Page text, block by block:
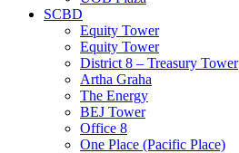
SCBD
Equity Tower
Equity Tower
District 8 – Treasury Tower
Artha Graha
The Energy
BEJ Tower
Office 8
One Place (Pacific Place)